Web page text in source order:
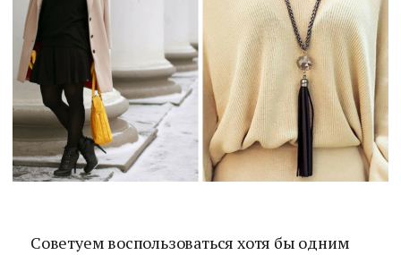
Советуем воспользоваться хотя бы одним